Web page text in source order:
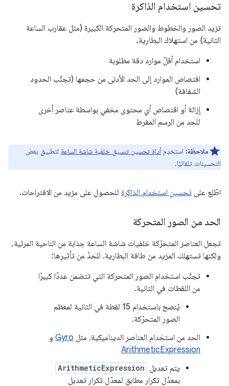
تحسين استخدام الذاكرة
تزيد الصور والخطوط والصور المتحركة الكبيرة (مثل عقارب الساعة
الثانية) من استهلاك البطارية.
استخدام أقلّ موارد دقة مطلوبة
اقتصاص الموارد إلى الحد الأدنى من حجمها (تجنَّب الحدود
الشفافة)
إزالة أو اقتصاص أي محتوى مخفي بواسطة عناصر أخرى
للحد من الرسم المفرط
ملاحظة: استخدِم أداة تحسين تنسيق خلفية شاشة الساعة لتطبيق بعض
التحسينات تلقائيًا.
اطّلِع على تحسين استخدام الذاكرة للحصول على مزيد من الاقتراحات.
الحد من الصور المتحركة
تجعل العناصر المتحرّكة خلفيات شاشة الساعة جذابة من الناحية المرئية،
ولكنها تستهلك المزيد من طاقة البطارية. للحدّ من تأثيرها:
تجنَّب استخدام الصور المتحركة التي تتضمن عددًا كبيرًا
من اللقطات في الثانية.
يُنصح باستخدام 15 لقطة في الثانية لمعظم
الصور المتحرّكة.
الحد من استخدام العناصر الديناميكية، مثل Gyro و
ArithmeticExpression
يتم تعديل ArithmeticExpression
بمعدّل تكرار مطابق لمعدّل تكرار تعديل